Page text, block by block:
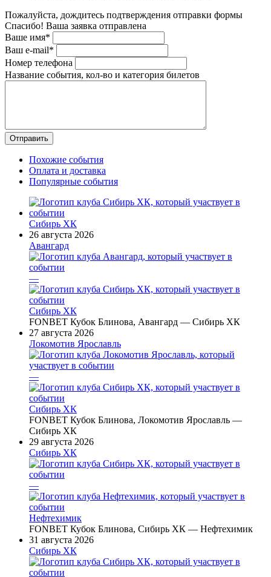
Пожалуйста, дождитесь подтверждения отправки формы
Спасибо! Ваша заявка отправлена
Ваше имя*
Ваш e-mail*
Номер телефона
Название события, кол-во и категория билетов
Похожие события
Оплата и доставка
Популярные события
Сибирь ХК
26 августа 2026
Авангард
—
Сибирь ХК
FONBET Кубок Блинова, Авангард — Сибирь ХК
27 августа 2026
Локомотив Ярославль
—
Сибирь ХК
FONBET Кубок Блинова, Локомотив Ярославль —
Сибирь ХК
29 августа 2026
Сибирь ХК
—
Нефтехимик
FONBET Кубок Блинова, Сибирь ХК — Нефтехимик
31 августа 2026
Сибирь ХК